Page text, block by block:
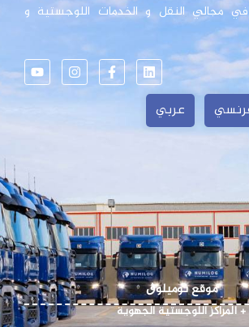
مجالي النقل و الخدمات اللوجستية و
عربي
موقع نوميلوڨ
المراكز اللوجستية الجهوية